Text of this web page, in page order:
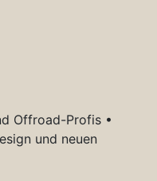
Offroad-Profis •
und neuen